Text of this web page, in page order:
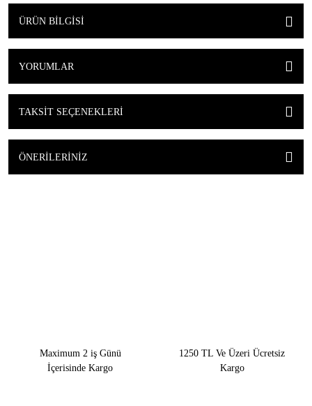
ÜRÜN BILGISI
YORUMLAR
TAKSIT SEÇENEKLERI
ÖNERILERINIZ
Maximum 2 iş Günü
İçerisinde Kargo
1250 TL Ve Üzeri Ücretsiz
Kargo